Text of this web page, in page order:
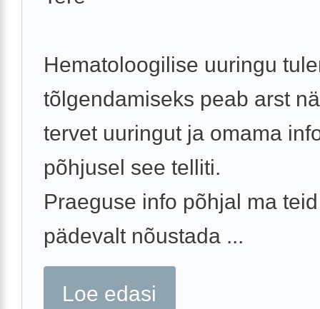
Hematoloogilise uuringu
tõlgendamiseks peab arst
tervet uuringut ja omama
põhjusel see telliti.
Praeguse info põhjal ma
pädevalt nõustada ...
Loe edasi